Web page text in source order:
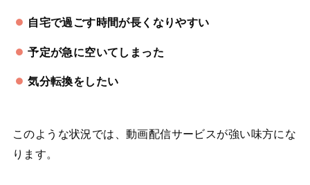
自宅で過ごす時間が長くなりやすい
予定が急に空いてしまった
気分転換をしたい
このような状況では、動画配信サービスが強い味方にな
ります。